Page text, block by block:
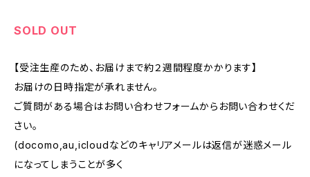
SOLD OUT
【受注生産のため、お届けまで約２週間程度かかります】
お届けの日時指定が承れません。
ご質問がある場合はお問い合わせフォームからお問い合わせくだ
さい。
(docomo,au,icloudなどのキャリアメールは返信が迷惑メール
になってしまうことが多く